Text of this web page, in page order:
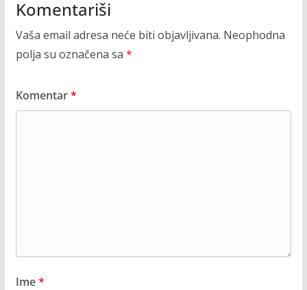
Komentariši
Vaša email adresa neće biti objavljivana. Neophodna
polja su označena sa *
Komentar*
Ime*